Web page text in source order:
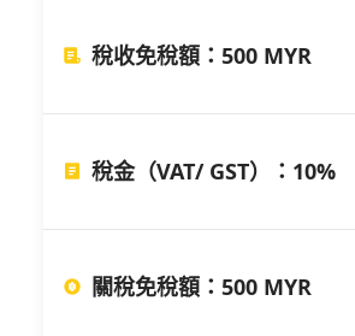
稅收免稅額 ： 500 MYR
稅金（VAT/ GST） ： 10%
關稅免稅額 ： 500 MYR